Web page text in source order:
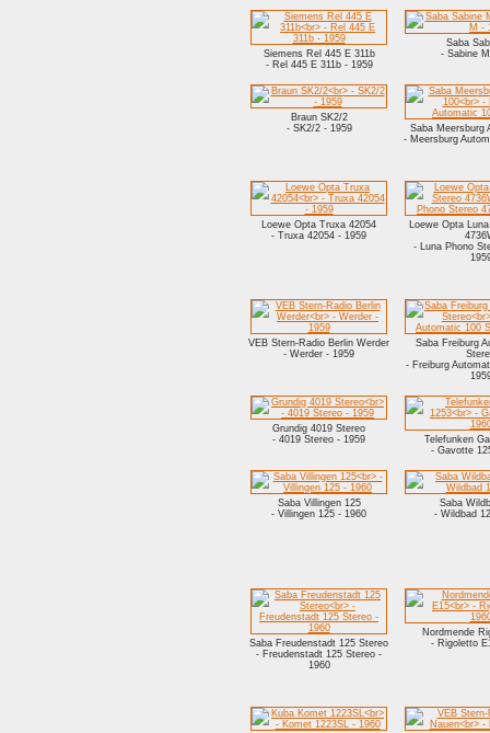
Siemens Rel 445 E 311b
- Rel 445 E 311b - 1959
Saba
- Sabine
Braun SK2/2
- SK2/2 - 1959
Saba Meersburg
- Meersburg
Loewe Opta Truxa 42054
- Truxa 42054 - 1959
Loewe Opta
- Luna Phono
VEB Stern-Radio Berlin Werder
- Werder - 1959
Saba Freiburg
- Freiburg
Grundig 4019 Stereo
- 4019 Stereo - 1959
Telefunken
- Gavotte
Saba Villingen 125
- Villingen 125 - 1960
Saba
- Wildbad
Saba Freudenstadt 125 Stereo
- Freudenstadt 125 Stereo -
1960
Nordmende
- Rigoletto